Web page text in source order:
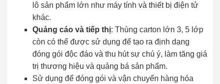
lô sản phẩm lớn như máy tính và thiết bị điện tử
khác.
Quảng cáo và tiếp thị: Thùng carton lớn 3, 5 lớp
còn có thể được sử dụng để tạo ra định dạng
đóng gói độc đáo và thu hút sự chú ý, làm tăng giá
trị thương hiệu và quảng bá sản phẩm.
Sử dụng để đóng gói và vận chuyển hàng hóa